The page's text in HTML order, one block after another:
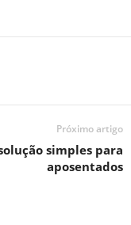
Próximo artigo
simples para
aposentados